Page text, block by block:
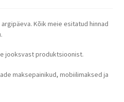
Kõik meie esitatud hinnad
jooksvast produktsioonist.
maksepainikud, mobiilimaksed ja